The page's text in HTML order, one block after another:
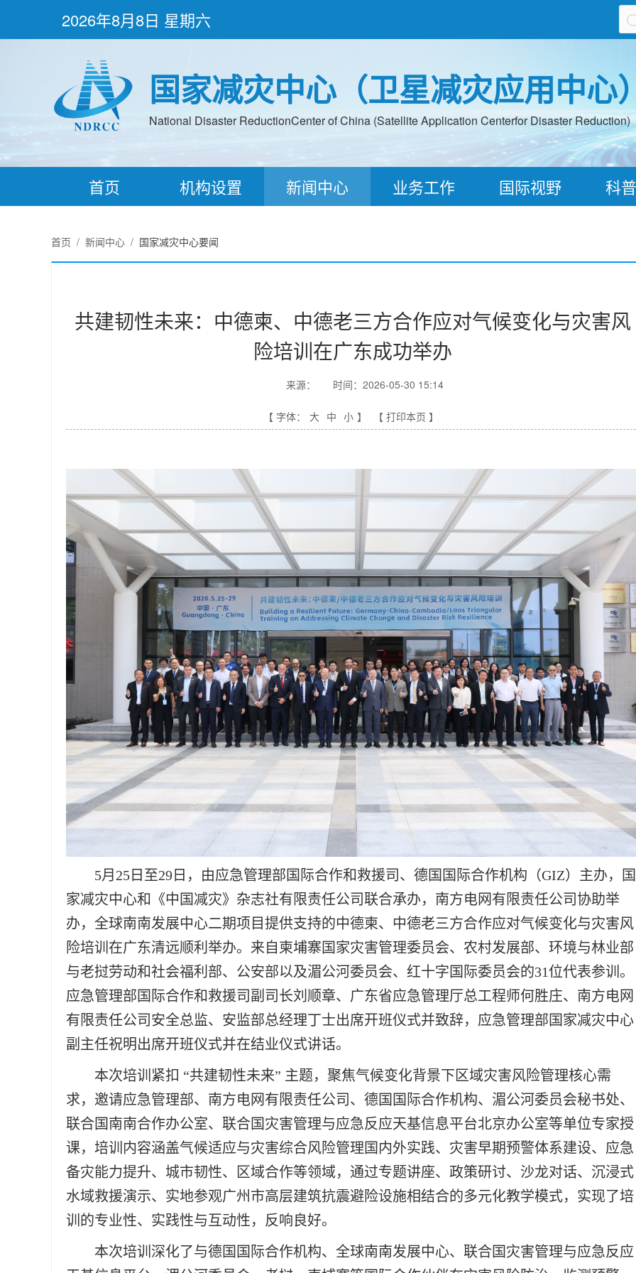
2026年8月8日 星期六
国家减灾中心（卫星减灾应用中心
National Disaster ReductionCenter of China (Satellite Application Centerfor Disaster Reduction)
首页 机构设置 新闻中心 业务工作 国际视野 科
首页 / 新闻中心 / 国家减灾中心要闻
共建韧性未来：中德柬、中德老三方合作应对气候变化与灾害风
险培训在广东成功举办
来源： 时间：2026-05-30 15:14
【 字体： 大 中 小 】 【 打印本页 】
5月25日至29日，由应急管理部国际合作和救援司、德国国际合作机构（GIZ）主办，国
家减灾中心和《中国减灾》杂志社有限责任公司联合承办，南方电网有限责任公司协助举
办，全球南南发展中心二期项目提供支持的中德柬、中德老三方合作应对气候变化与灾害风
险培训在广东清远顺利举办。来自柬埔寨国家灾害管理委员会、农村发展部、环境与林业部
与老挝劳动和社会福利部、公安部以及湄公河委员会、红十字国际委员会的31位代表参训。
应急管理部国际合作和救援司副司长刘顺章、广东省应急管理厅总工程师何胜庄、南方电网
有限责任公司安全总监、安监部总经理丁士出席开班仪式并致辞，应急管理部国家减灾中心
副主任祝明出席开班仪式并在结业仪式讲话。
本次培训紧扣 “共建韧性未来” 主题，聚焦气候变化背景下区域灾害风险管理核心需
求，邀请应急管理部、南方电网有限责任公司、德国国际合作机构、湄公河委员会秘书处、
联合国南南合作办公室、联合国灾害管理与应急反应天基信息平台北京办公室等单位专家授
课，培训内容涵盖气候适应与灾害综合风险管理国内外实践、灾害早期预警体系建设、应急
备灾能力提升、城市韧性、区域合作等领域，通过专题讲座、政策研讨、沙龙对话、沉浸式
水域救援演示、实地参观广州市高层建筑抗震避险设施相结合的多元化教学模式，实现了培
训的专业性、实践性与互动性，反响良好。
本次培训深化了与德国国际合作机构、全球南南发展中心、联合国灾害管理与应急反应